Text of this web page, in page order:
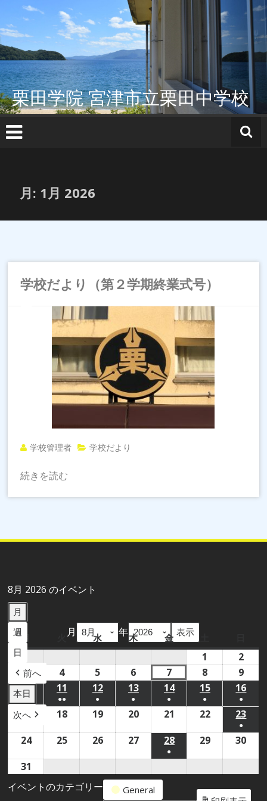
テ
ン
ツ
へ
ス
キ
ッ
プ
栗田学院 宮津市立栗田中学校
月: 1月 2026
学校だより（第２学期終業式号）
学校管理者 学校だより
続きを読む
8月 2026 のイベント
月
週
日
月 年
前へ
本日
次へ
月
曜
火
曜
日
水水
曜
日
木木
曜
日
金金
曜
日
曜
日
曜
日
1
8
1
日
22026
年
8
2
日
32026
年
8
月
3
日
42026
年
8
月
4
日
5
年
月
5
日
6
年
月
6
日
7
年
月
7
日
8
年
月
8
日
92026
年
月
9
日
102026
年
8
月
10
日
●
(1
の
イ
ベ
ン
11
8
月
日
●●
(2
の
イ
ベ
ン
122026
8
月
12
日
●
(1
の
イ
ベ
ン
132026
8
月
日
●
(1
の
イ
ベ
ン
142026
月
14
日
●
(1
の
イ
ベ
152026
8
月
日
●
(1
の
イ
ベ
ン
16
8
月
日
●
(1
件
の
イ
ベ
ン
17 2026
8
月
17
日
182026
8
月
18
日
192026
8
月
19
日
202026
月
20
日
21
8
月
21
222026
8
月
22
日
23
月
23
日
●
(1
242026
月
252026
月
262026
月
272026
282026
●
292026
30
31
年
イベントのカテゴリー
General